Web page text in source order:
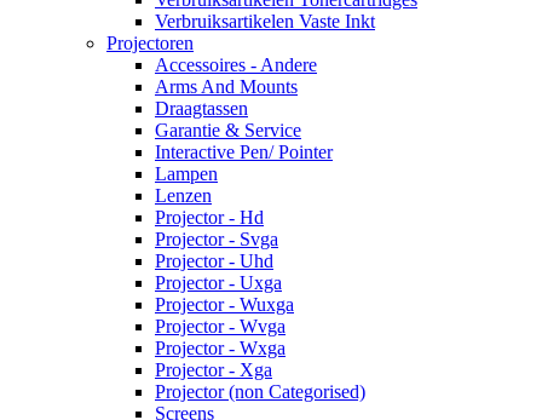
Verbruiksartikelen Vaste Inkt
Projectoren
Accessoires - Andere
Arms And Mounts
Draagtassen
Garantie & Service
Interactive Pen/ Pointer
Lampen
Lenzen
Projector - Hd
Projector - Svga
Projector - Uhd
Projector - Uxga
Projector - Wuxga
Projector - Wvga
Projector - Wxga
Projector - Xga
Projector (non Categorised)
Screens